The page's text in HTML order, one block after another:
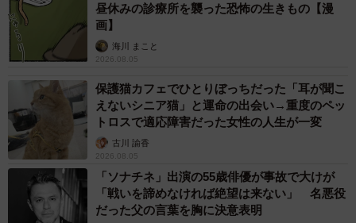
昼休みの診療所を襲った恐怖の生きもの【漫
画】
海川 まこと
2026.08.05
保護猫カフェでひとりぼっちだった「耳が聞こ
えないシニア猫」と運命の出会い→重度のペッ
トロスで適応障害だった女性の人生が一変
古川 諭香
2026.08.05
「ソナチネ」出演の55歳俳優が事故で大けが
「戦いを諦めなければ絶望は来ない」 名悪役
だった父の言葉を胸に決意表明